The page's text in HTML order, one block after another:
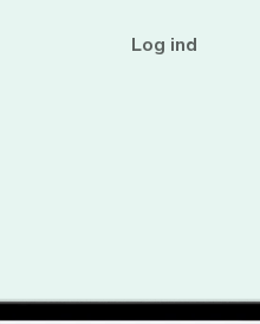
Log ind